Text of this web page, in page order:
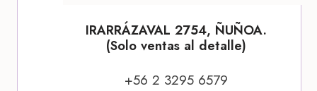
IRARRÁZAVAL 2754, ÑUÑOA.
(Solo ventas al detalle)
+56 2 3295 6579